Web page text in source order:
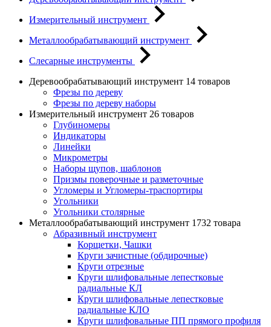
Измерительный инструмент
Металлообрабатывающий инструмент
Слесарные инструменты
Деревообрабатывающий инструмент 14 товаров
Фрезы по дереву
Фрезы по дереву наборы
Измерительный инструмент 26 товаров
Глубиномеры
Индикаторы
Линейки
Микрометры
Наборы щупов, шаблонов
Призмы поверочные и разметочные
Угломеры и Угломеры-траспортиры
Угольники
Угольники столярные
Металлообрабатывающий инструмент 1732 товара
Абразивный инструмент
Корщетки, Чашки
Круги зачистные (обдирочные)
Круги отрезные
Круги шлифовальные лепестковые
радиальные КЛ
Круги шлифовальные лепестковые
радиальные КЛО
Круги шлифовальные ПП прямого профиля